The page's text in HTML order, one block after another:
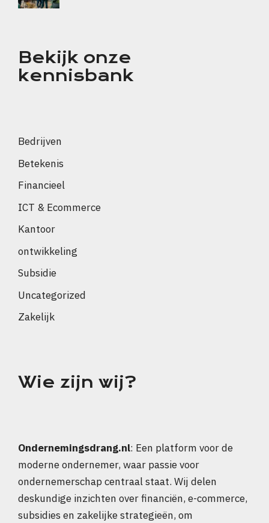
Bekijk onze
kennisbank
Bedrijven
Betekenis
Financieel
ICT & Ecommerce
Kantoor
ontwikkeling
Subsidie
Uncategorized
Zakelijk
Wie zijn wij?
Ondernemingsdrang.nl: Een platform voor de
moderne ondernemer, waar passie voor
ondernemerschap centraal staat. Wij delen
deskundige inzichten over financiën, e-commerce,
subsidies en zakelijke strategieën, om